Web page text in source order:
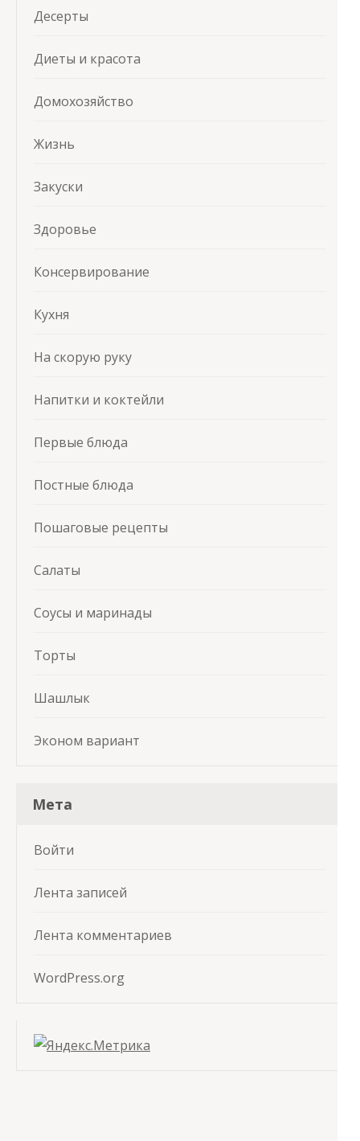
Десерты
Диеты и красота
Домохозяйство
Жизнь
Закуски
Здоровье
Консервирование
Кухня
На скорую руку
Напитки и коктейли
Первые блюда
Постные блюда
Пошаговые рецепты
Салаты
Соусы и маринады
Торты
Шашлык
Эконом вариант
Мета
Войти
Лента записей
Лента комментариев
WordPress.org